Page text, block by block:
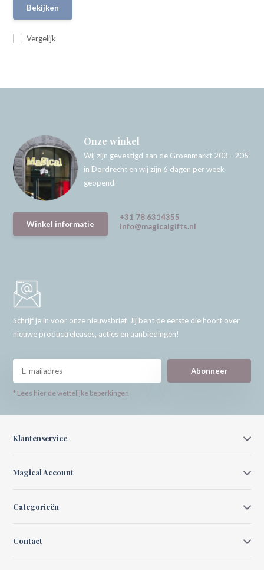
Vergelijk
Bekijken
Onze winkel
Wij zijn gevestigd aan de Groenmarkt 203 - 205
in Dordrecht en wij zijn 6 dagen per week
geopend.
Winkel informatie
+31 78 6314355
info@magicalgifts.nl
Schrijf je in voor onze nieuwsbrief. Jij bent de eerste die hoort over
nieuwe productreleases, acties en aanbiedingen!
Abonneer
* Lees hier de wettelijke beperkingen
Klantenservice
Magical Account
Categorieën
Contact